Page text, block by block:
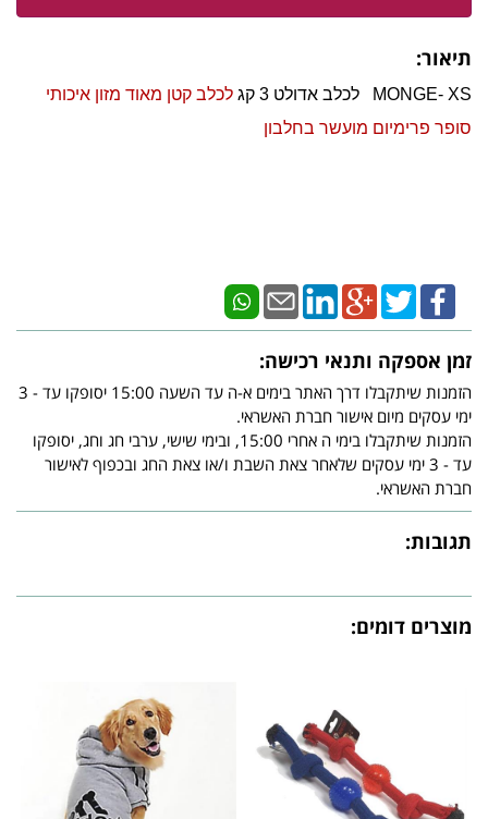
תיאור:
MONGE- XS לכלב אדולט 3 קג
לכלב קטן מאוד מזון איכותי
סופר פרימיום מועשר בחלבון
זמן אספקה ותנאי רכישה:
הזמנות שיתקבלו דרך האתר בימים א-ה עד השעה 15:00 יסופקו עד - 3
ימי עסקים מיום אישור חברת האשראי.
הזמנות שיתקבלו בימי ה אחרי 15:00, ובימי שישי, ערבי חג וחג, יסופקו
עד - 3 ימי עסקים שלאחר צאת השבת ו/או צאת החג ובכפוף לאישור
חברת האשראי.
תגובות:
מוצרים דומים: